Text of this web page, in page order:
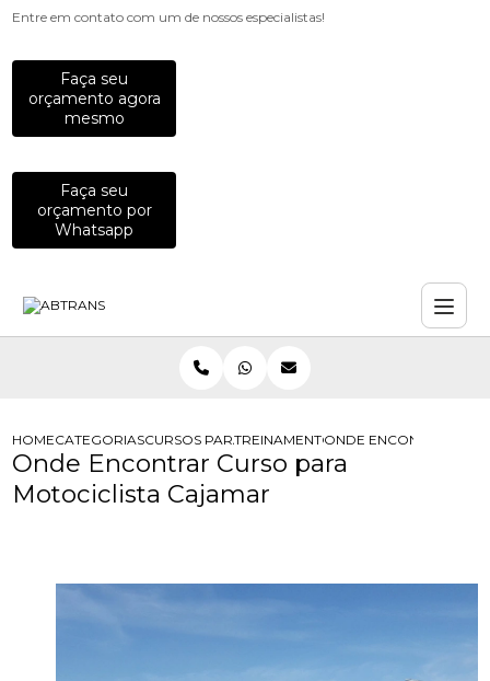
Entre em contato com um de nossos especialistas!
Faça seu
orçamento agora
mesmo
Faça seu
orçamento por
Whatsapp
HOMECATEGORIASCURSOS PARA MOTOCICLISTAS
TREINAMENTO DE PILOTAGEM PARA
ONDE ENCONTRAR
Onde Encontrar Curso para
Motociclista Cajamar